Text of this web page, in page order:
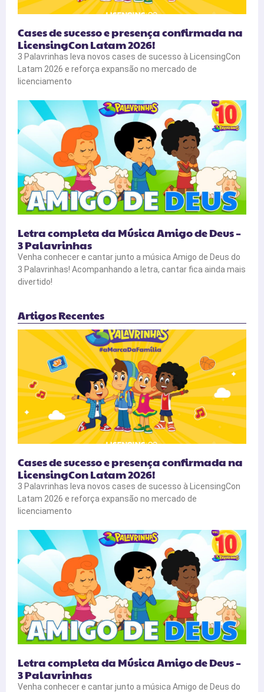
Cases de sucesso e presença confirmada na
LicensingCon Latam 2026!
3 Palavrinhas leva novos cases de sucesso à LicensingCon
Latam 2026 e reforça expansão no mercado de
licenciamento
Letra completa da Música Amigo de Deus –
3 Palavrinhas
Venha conhecer e cantar junto a música Amigo de Deus do
3 Palavrinhas! Acompanhando a letra, cantar fica ainda mais
divertido!
Artigos Recentes
Cases de sucesso e presença confirmada na
LicensingCon Latam 2026!
3 Palavrinhas leva novos cases de sucesso à LicensingCon
Latam 2026 e reforça expansão no mercado de
licenciamento
Letra completa da Música Amigo de Deus –
3 Palavrinhas
Venha conhecer e cantar junto a música Amigo de Deus do